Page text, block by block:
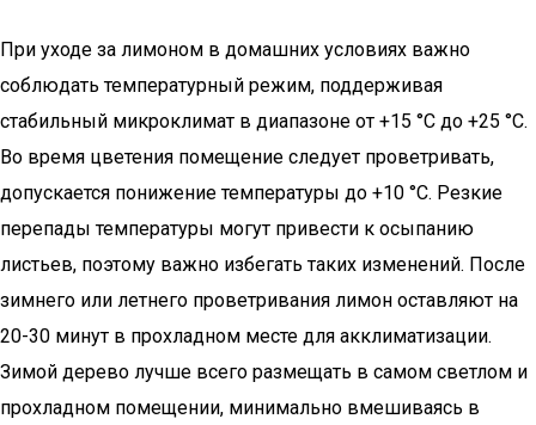
При уходе за лимоном в домашних условиях важно
соблюдать температурный режим, поддерживая
стабильный микроклимат в диапазоне от +15 °С до +25 °С.
Во время цветения помещение следует проветривать,
допускается понижение температуры до +10 °С. Резкие
перепады температуры могут привести к осыпанию
листьев, поэтому важно избегать таких изменений. После
зимнего или летнего проветривания лимон оставляют на
20-30 минут в прохладном месте для акклиматизации.
Зимой дерево лучше всего размещать в самом светлом и
прохладном помещении, минимально вмешиваясь в